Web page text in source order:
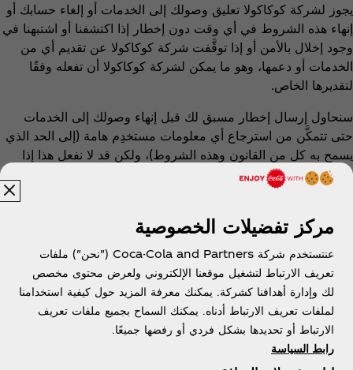
يجوز لشركة كوكاكولا تعليق وصولك إلى الخدمات أو إلغاء حسابك أو
إنهاء هذه الشروط في أي وقت دون إخطار إذا اكتشفنا أو اشتبهنا في
وجود إخلال بالأمن أو إذا توقَّفت شركة كوكاكولا عن تقديم أي من
الخدمات أو دعمها، وهو ما يمكن لشركة كوكاكولا أن تفعله وفقًا
لتقديرها الخاص.
سنحاول إرسال إخطار مسبق لك قبل إنهاء وصولك إلى الخدمات
حتى تتمكَّن من استرجاع أي معلومات مستخدِم هامة (إلى الحد الذي
يسمح به كل من القانون وهذه الشروط)، ولكن قد لا نفعل هذا إذا
قرَّرنا أن ذلك سيكون خيارًا غير عملي أو غير قانوني أو ليس في
مصلحة شخص ما أو سلامته أو يضر بحقوق شركة كوكاكولا أو
عند إنهاء هذه الشروط، تنتهي الحقوق الممنوحة من شركة كوكاكولا
ويجب عليك التوقُّف عن استخدام الخدمات تمامًا وحذف جميع نسخ
التطبيقات من هاتفك المحمول.
أي حكم من هذه الشروط، بحكم طبيعته، سيظل ساري المفعول بعد
إنهاء هذه الشروط. فعلى سبيل المثال، ستظل جميع الأحكام التالية
سارية المفعول بعد إنهاء الشروط: أي حدود مفروضة على
مركز تفضيلات الخصوصية
عنتستخدم شركة Coca-Cola and Partners ("نحن") ملفات
تعريف الارتباط لتشغيل موقعنا الإلكتروني ولعرض محتوى مخصص
لك وإدارة أهدافنا كشركة. يمكنك معرفة المزيد حول كيفية استخدامنا
لملفات تعريف الارتباط أدناه. يمكنك السماح بجميع ملفات تعريف
الارتباط أو تحديدها بشكل فردي أو رفضها جميعًا.
رابط السياسة